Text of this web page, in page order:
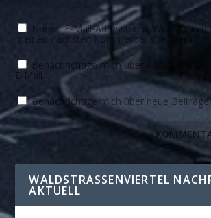
Name, E-Mail-Adresse und Website in
meinen nächsten Kommentar speichern.
Benachrichtige mich über nachfolgende
E-Mail.
Benachrichtige mich über neue Beiträge
WALDSTRASSENVIERTEL
KTUELL